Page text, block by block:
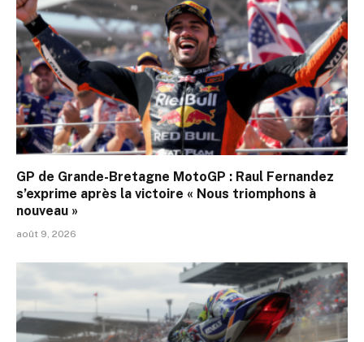
GP de Grande-Bretagne MotoGP : Raul Fernandez
s’exprime après la victoire « Nous triomphons à
nouveau »
août 9, 2026